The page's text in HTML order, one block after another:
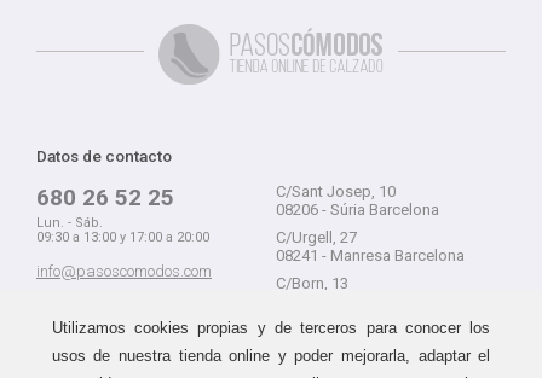
Datos de contacto
680 26 52 25
Lun. - Sáb.
09:30 a 13:00 y 17:00 a 20:00
info@pasoscomodos.com
C/Sant Josep, 10
08206 - Súria Barcelona
C/Urgell, 27
08241 - Manresa Barcelona
C/Born, 13
Utilizamos cookies propias y de terceros para conocer los
usos de nuestra tienda online y poder mejorarla, adaptar el